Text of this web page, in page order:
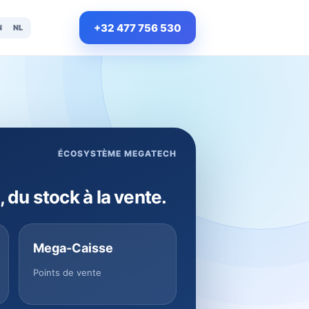
NL +32 477 756 530
ÉCOSYSTÈME MEGATECH
du stock à la vente.
Mega-Caisse
Points de vente